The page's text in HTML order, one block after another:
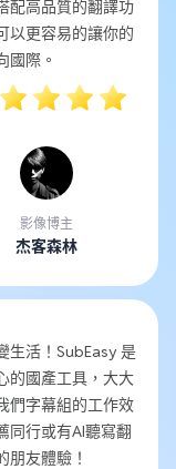
配高品質的翻譯功
以更容易的讓你的
國際。
影像博主
杰客森林
生活！SubEasy 是
的國產工具，大大
們字幕組的工作效
同行或有AI聽寫翻
朋友體驗！